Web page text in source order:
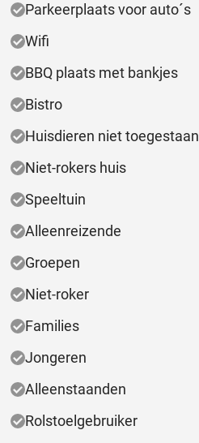
Parkeerplaats voor auto´s
Wifi
BBQ plaats met bankjes
Bistro
Huisdieren niet toegestaan
Niet-rokers huis
Speeltuin
Alleenreizende
Groepen
Niet-roker
Families
Jongeren
Alleenstaanden
Rolstoelgebruiker